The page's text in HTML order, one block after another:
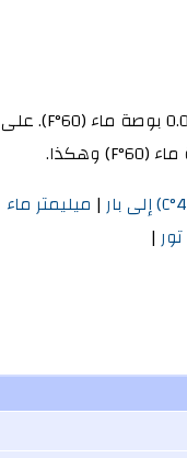
لتحويل ميليمتر ماء (4°C) الى بوصة ماء (60°F): كل 1 ميليمتر ماء (4°C) يساوي 0.03940789976009 بوصة ماء (60°F). على
| ميليمتر ماء
|